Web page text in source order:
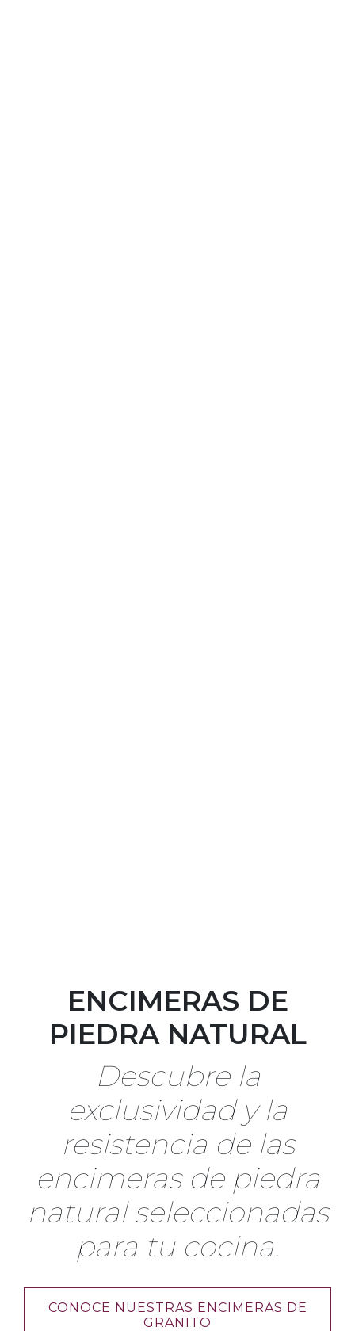
ENCIMERAS DE
PIEDRA NATURAL
Descubre la
exclusividad y la
resistencia de las
encimeras de piedra
natural seleccionadas
para tu cocina.
CONOCE NUESTRAS ENCIMERAS DE
GRANITO